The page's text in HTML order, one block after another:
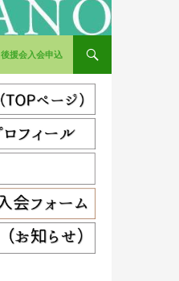
後援会入会申込